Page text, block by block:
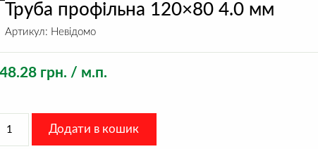
Труба профільна 120×80 4.0 мм
Артикул: Невідомо
грн. / м.п.
Додати в кошик